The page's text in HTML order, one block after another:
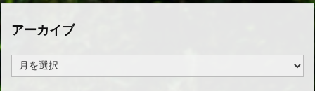
アーカイブ
ー